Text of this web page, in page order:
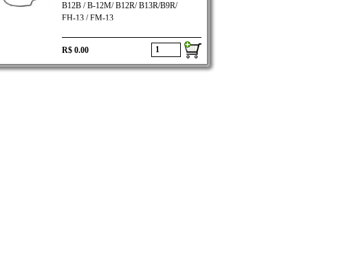
B12B / B-12M/ B12R/ B13R/B9R/
FH-13 / FM-13
R$ 0.00